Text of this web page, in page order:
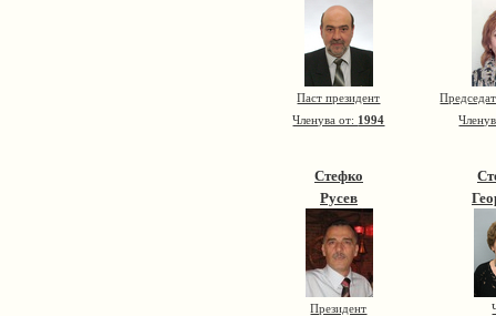
Паст президент
Членува от: 1994
Стефко
Русев
Президент